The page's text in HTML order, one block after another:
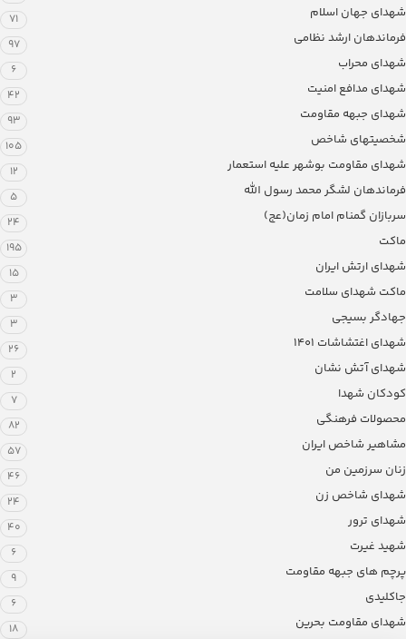
شهدای جهان اسلام 71
فرماندهان ارشد نظامی 97
شهدای محراب 6
شهدای مدافع امنیت 42
شهدای جبهه مقاومت 93
شخصیتهای شاخص 105
شهدای مقاومت بوشهر علیه استعمار 12
فرماندهان لشگر محمد رسول الله 5
سربازان گمنام امام زمان(عج) 24
ماکت 195
شهدای ارتش ایران 15
ماکت شهدای سلامت 3
جهادگر بسیجی 3
شهدای اغتشاشات 1401 26
شهدای آتش نشان 2
کودکان شهدا 7
محصولات فرهنگی 82
مشاهیر شاخص ایران 57
زنان سرزمین من 46
شهدای شاخص زن 24
شهدای ترور 40
شهید غیرت 6
پرچم های جبهه مقاومت 9
جاکلیدی 6
شهدای مقاومت بحرین 18